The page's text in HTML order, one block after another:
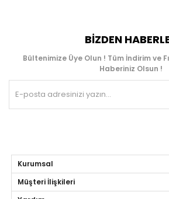
BIZDEN
Bültenimize Üye Olun ! Tüm İndirim ve
Haberiniz Olsun !
Kurumsal
Müşteri İlişkileri